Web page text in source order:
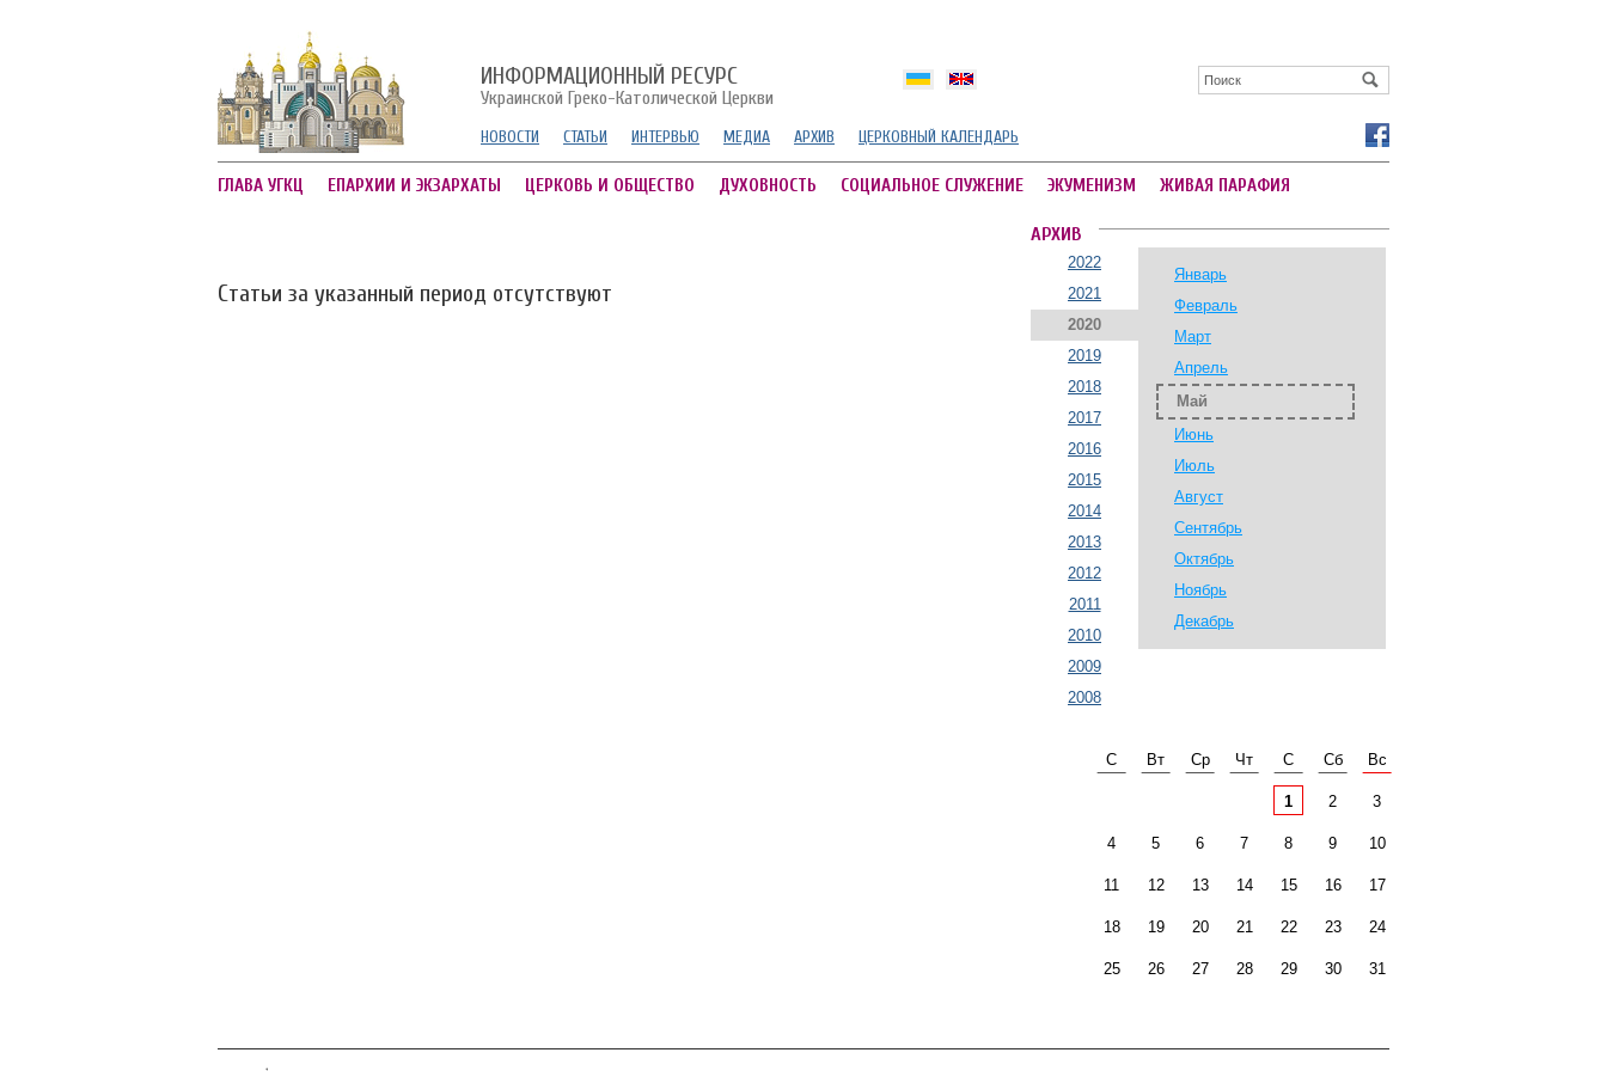
ИНФОРМАЦИОННЫЙ РЕСУРС
Украинской Греко-Католической Церкви
НОВОСТИ СТАТЬИ ИНТЕРВЬЮ МЕДИА АРХИВ ЦЕРКОВНЫЙ КАЛЕНДАРЬ
ГЛАВА УГКЦ ЕПАРХИИ И ЭКЗАРХАТЫ ЦЕРКОВЬ И ОБЩЕСТВО ДУХОВНОСТЬ СОЦИАЛЬНОЕ СЛУЖЕНИЕ ЭКУМЕНИЗМ ЖИВАЯ ПАРАФИЯ
Статьи за указанный период отсутствуют
АРХИВ
2022
2021
2020
2019
2018
2017
2016
2015
2014
2013
2012
2011
2010
2009
2008
Январь
Февраль
Март
Апрель
Май
Июнь
Июль
Август
Сентябрь
Октябрь
Ноябрь
Декабрь
С Вт Ср Чт С Сб Вс
1 2 3
4 5 6 7 8 9 10
11 12 13 14 15 16 17
18 19 20 21 22 23 24
25 26 27 28 29 30 31